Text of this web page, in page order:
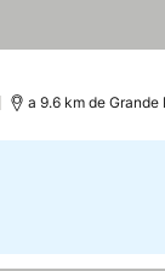
a 9.6 km de